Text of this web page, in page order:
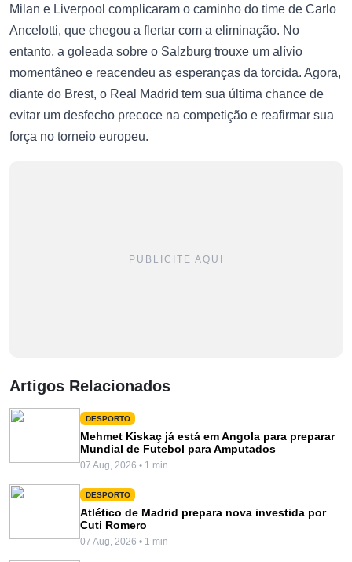
Milan e Liverpool complicaram o caminho do time de Carlo
Ancelotti, que chegou a flertar com a eliminação. No
entanto, a goleada sobre o Salzburg trouxe um alívio
momentâneo e reacendeu as esperanças da torcida. Agora,
diante do Brest, o Real Madrid tem sua última chance de
evitar um desfecho precoce na competição e reafirmar sua
força no torneio europeu.
PUBLICITE AQUI
Artigos Relacionados
DESPORTO
Mehmet Kiskaç já está em Angola para preparar
Mundial de Futebol para Amputados
07 Aug, 2026 • 1 min
DESPORTO
Atlético de Madrid prepara nova investida por
Cuti Romero
07 Aug, 2026 • 1 min